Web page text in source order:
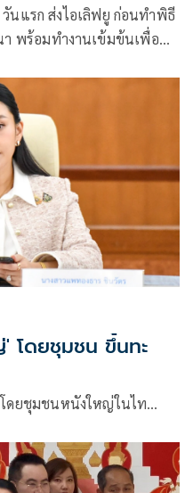
วันแรก ส่งไอเลิฟยู ก่อนทำพิธี
า พร้อมทำงานเข้มข้นเพื่อ
โดยชุมชน ขึ้นทะ
ดยชุมชนหนังใหญ่ในไท…